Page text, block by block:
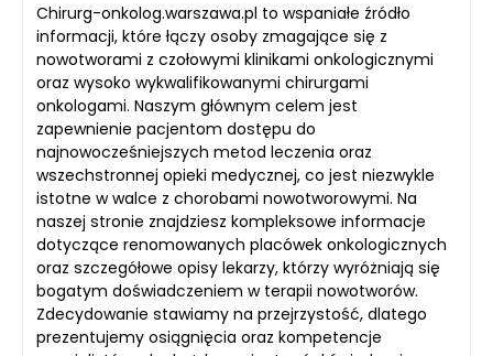
Chirurg-onkolog.warszawa.pl to wspaniałe źródło
informacji, które łączy osoby zmagające się z
nowotworami z czołowymi klinikami onkologicznymi
oraz wysoko wykwalifikowanymi chirurgami
onkologami. Naszym głównym celem jest
zapewnienie pacjentom dostępu do
najnowocześniejszych metod leczenia oraz
wszechstronnej opieki medycznej, co jest niezwykle
istotne w walce z chorobami nowotworowymi. Na
naszej stronie znajdziesz kompleksowe informacje
dotyczące renomowanych placówek onkologicznych
oraz szczegółowe opisy lekarzy, którzy wyróżniają się
bogatym doświadczeniem w terapii nowotworów.
Zdecydowanie stawiamy na przejrzystość, dlatego
prezentujemy osiągnięcia oraz kompetencje